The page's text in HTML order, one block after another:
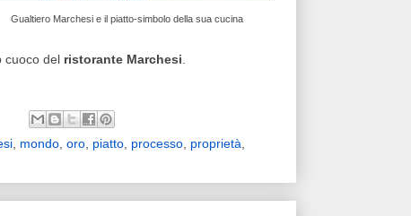
Gualtiero Marchesi e il piatto-simbolo della sua cucina
cuoco del ristorante Marchesi.
, mondo, oro, piatto, processo, proprietà,